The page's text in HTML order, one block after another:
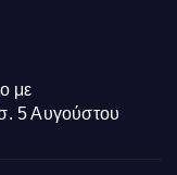
με
5 Αυγούστου